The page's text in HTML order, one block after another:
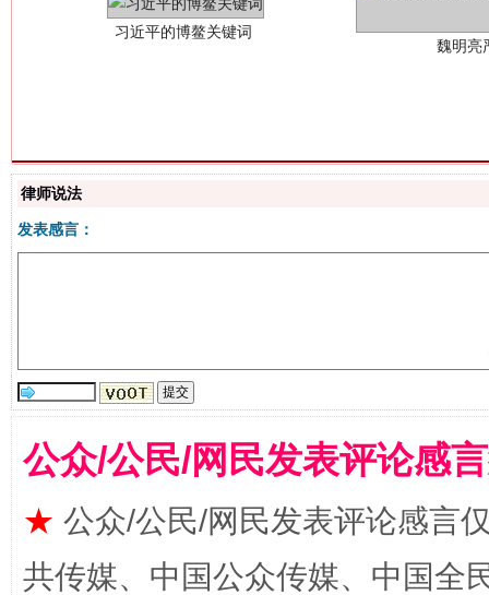
揭批美国五大"原罪"
律师说法
发表感言：
公众/公民/网民发表评论感
★ 公众/公民/网民发表评论感言
共传媒、中国公众传媒、中国全